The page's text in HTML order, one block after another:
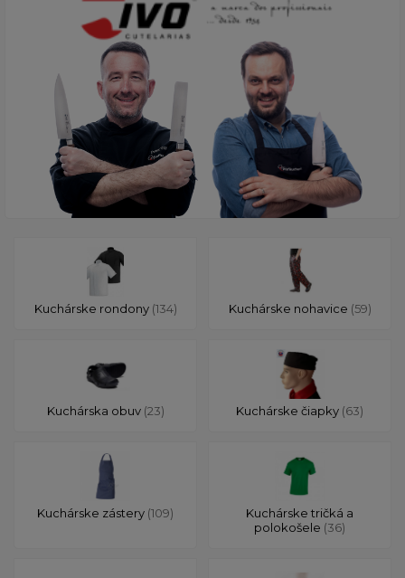
Kuchárske rondony (134) Kuchárske nohavice (59)
Kuchárska obuv (23) Kuchárske čiapky (63)
Kuchárske zástery (109)
Kuchárske tričká a
polokošele (36)